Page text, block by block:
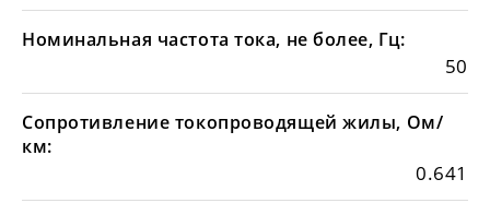
Номинальная частота тока, не более, Гц:
50
Сопротивление токопроводящей жилы, Ом/
км:
0.641